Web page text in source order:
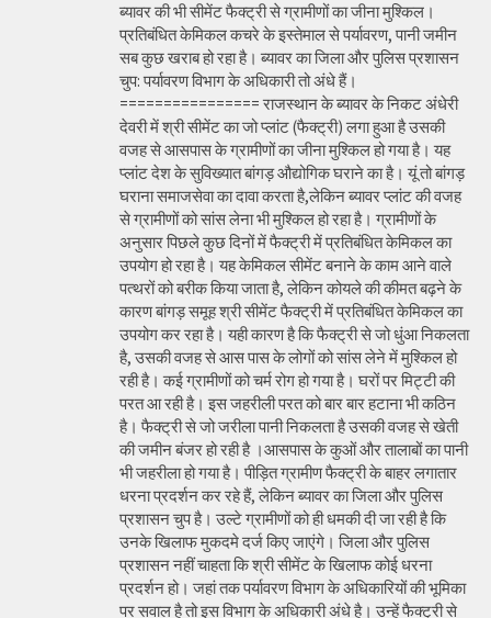
ब्यावर की भी सीमेंट फैक्ट्री से ग्रामीणों का जीना मुश्किल।
प्रतिबंधित केमिकल कचरे के इस्तेमाल से पर्यावरण, पानी जमीन
सब कुछ खराब हो रहा है। ब्यावर का जिला और पुलिस प्रशासन
चुप: पर्यावरण विभाग के अधिकारी तो अंधे हैं।
================ राजस्थान के ब्यावर के निकट अंधेरी
देवरी में श्री सीमेंट का जो प्लांट (फैक्ट्री) लगा हुआ है उसकी
वजह से आसपास के ग्रामीणों का जीना मुश्किल हो गया है। यह
प्लांट देश के सुविख्यात बांगड़ औद्योगिक घराने का है। यूं तो बांगड़
घराना समाजसेवा का दावा करता है,लेकिन ब्यावर प्लांट की वजह
से ग्रामीणों को सांस लेना भी मुश्किल हो रहा है। ग्रामीणों के
अनुसार पिछले कुछ दिनों में फैक्ट्री में प्रतिबंधित केमिकल का
उपयोग हो रहा है। यह केमिकल सीमेंट बनाने के काम आने वाले
पत्थरों को बरीक किया जाता है, लेकिन कोयले की कीमत बढ़ने के
कारण बांगड़ समूह श्री सीमेंट फैक्ट्री में प्रतिबंधित केमिकल का
उपयोग कर रहा है। यही कारण है कि फैक्ट्री से जो धुंआ निकलता
है, उसकी वजह से आस पास के लोगों को सांस लेने में मुश्किल हो
रही है। कई ग्रामीणों को चर्म रोग हो गया है। घरों पर मिट्टी की
परत आ रही है। इस जहरीली परत को बार बार हटाना भी कठिन
है। फैक्ट्री से जो जरीला पानी निकलता है उसकी वजह से खेती
की जमीन बंजर हो रही है ।आसपास के कुओं और तालाबों का पानी
भी जहरीला हो गया है। पीड़ित ग्रामीण फैक्ट्री के बाहर लगातार
धरना प्रदर्शन कर रहे हैं, लेकिन ब्यावर का जिला और पुलिस
प्रशासन चुप है। उल्टे ग्रामीणों को ही धमकी दी जा रही है कि
उनके खिलाफ मुकदमे दर्ज किए जाएंगे। जिला और पुलिस
प्रशासन नहीं चाहता कि श्री सीमेंट के खिलाफ कोई धरना
प्रदर्शन हो। जहां तक पर्यावरण विभाग के अधिकारियों की भूमिका
पर सवाल है तो इस विभाग के अधिकारी अंधे है। उन्हें फैक्ट्री से